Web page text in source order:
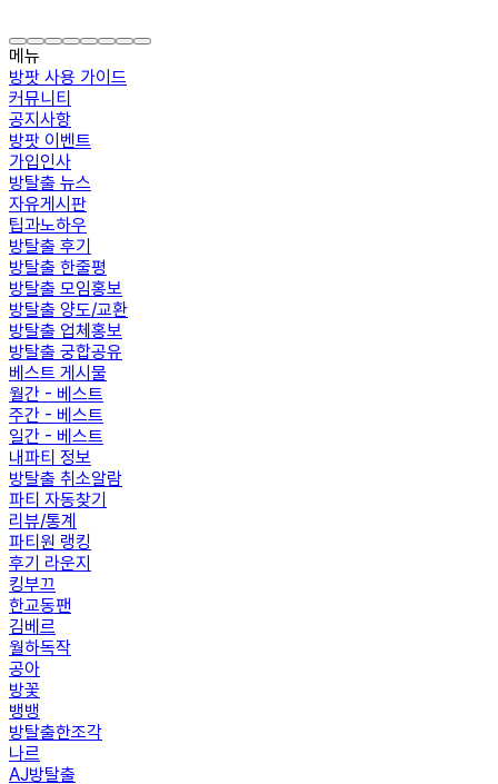
메뉴
방팟 사용 가이드
커뮤니티
공지사항
방팟 이벤트
가입인사
방탈출 뉴스
자유게시판
팁과노하우
방탈출 후기
방탈출 한줄평
방탈출 모임홍보
방탈출 양도/교환
방탈출 업체홍보
방탈출 궁합공유
베스트 게시물
월간 - 베스트
주간 - 베스트
일간 - 베스트
내파티 정보
방탈출 취소알람
파티 자동찾기
리뷰/통계
파티원 랭킹
후기 라운지
킹부끄
한교동팬
김베르
월하독작
공아
방꽃
뱅뱅
방탈출한조각
나르
AJ방탈출